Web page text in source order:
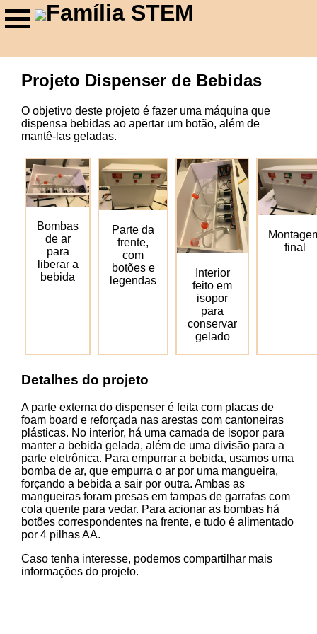
Família STEM
Projeto Dispenser de Bebidas
O objetivo deste projeto é fazer uma máquina que
dispensa bebidas ao apertar um botão, além de
mantê-las geladas.
Bombas
de ar
para
liberar a
bebida
Parte da
frente,
com
botões e
legendas
Interior
feito em
isopor
para
conservar
gelado
final
Detalhes do projeto
A parte externa do dispenser é feita com placas de
foam board e reforçada nas arestas com cantoneiras
plásticas. No interior, há uma camada de isopor para
manter a bebida gelada, além de uma divisão para a
parte eletrônica. Para empurrar a bebida, usamos uma
bomba de ar, que empurra o ar por uma mangueira,
forçando a bebida a sair por outra. Ambas as
mangueiras foram presas em tampas de garrafas com
cola quente para vedar. Para acionar as bombas há
botões correspondentes na frente, e tudo é alimentado
por 4 pilhas AA.
Caso tenha interesse, podemos compartilhar mais
informações do projeto.